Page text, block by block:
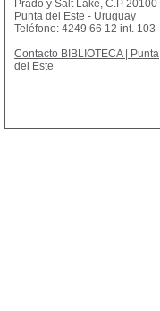
Prado y Salt Lake, C.P 20100
Punta del Este - Uruguay
Teléfono: 4249 66 12 int. 103
Contacto BIBLIOTECA | Punta
del Este